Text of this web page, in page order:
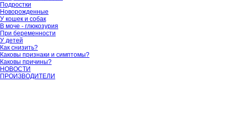
Подростки
Новорожденные
У кошек и собак
В моче - глюкозурия
При беременности
У детей
Как снизить?
Каковы признаки и симптомы?
Каковы причины?
НОВОСТИ
ПРОИЗВОДИТЕЛИ